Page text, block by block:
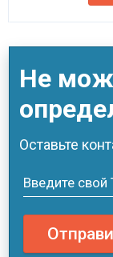
Не
Оставьте
Введите свой